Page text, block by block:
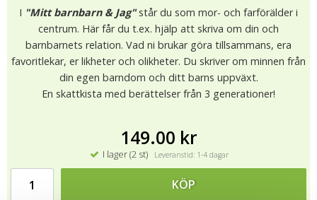
I "Mitt barnbarn & Jag"står du som mor- och farförälder i
centrum. Här får du t.ex. hjälp att skriva om din och
barnbarnets relation. Vad ni brukar göra tillsammans, era
favoritlekar, er likheter och olikheter. Du skriver om minnen från
din egen barndom och ditt barns uppväxt.
En skattkista med berättelser från 3 generationer!
149.00 kr
I lager (2 st) Leveranstid: 1-4 dagar
KÖP